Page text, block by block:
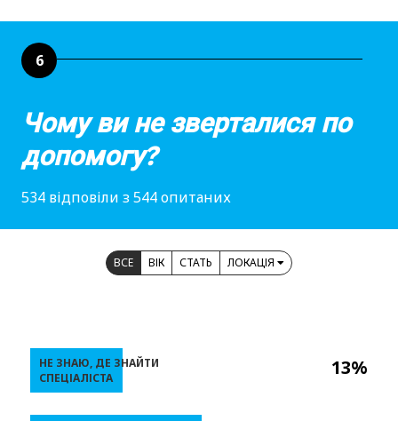
6
Чому ви не зверталися по
допомогу?
534 відповіли з 544 опитаних
ВСЕ ВІК СТАТЬ ЛОКАЦІЯ
13%
НЕ ЗНАЮ, ДЕ ЗНАЙТИ
СПЕЦІАЛІСТА